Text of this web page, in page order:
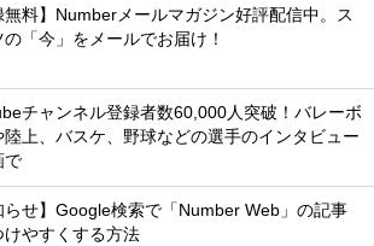
無料】Numberメールマガジン好評配信中。ス
の「今」をメールでお届け！
チャンネル登録者数60,000人突破！バレーボ
陸上、バスケ、野球などの選手のインタビュー
で
らせ】Google検索で「Number Web」の記事
けやすくする方法